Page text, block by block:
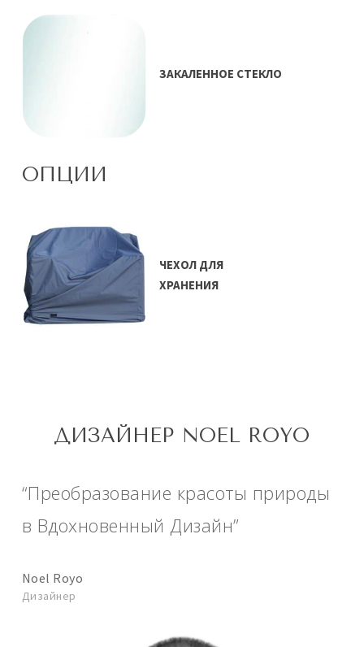
ЗАКАЛЕННОЕ СТЕКЛО
ОПЦИИ
ЧЕХОЛ ДЛЯ
ХРАНЕНИЯ
ДИЗАЙНЕР NOEL ROYO
“Преобразование красоты природы
в Вдохновенный Дизайн”
Noel Royo
Дизайнер